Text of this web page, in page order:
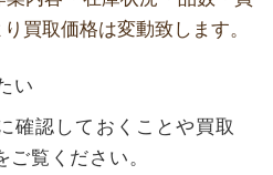
買取価格は変動致します。
い
確認しておくことや買取
ご覧ください。